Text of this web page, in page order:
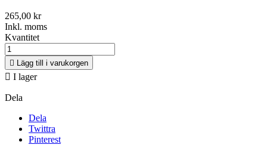
265,00 kr
Inkl. moms
Kvantitet
 Lägg till i varukorgen
 I lager
Dela
Dela
Twittra
Pinterest